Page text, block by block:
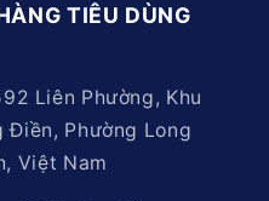
TIÊU DÙNG
Liên Phường, Khu
Điền, Phường Long
Việt Nam